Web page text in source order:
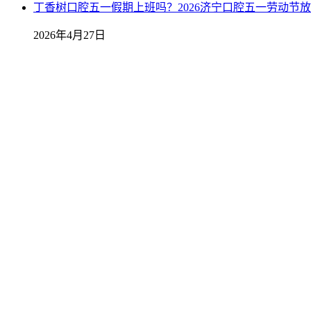
丁香树口腔五一假期上班吗？2026济宁口腔五一劳动节
2026年4月27日